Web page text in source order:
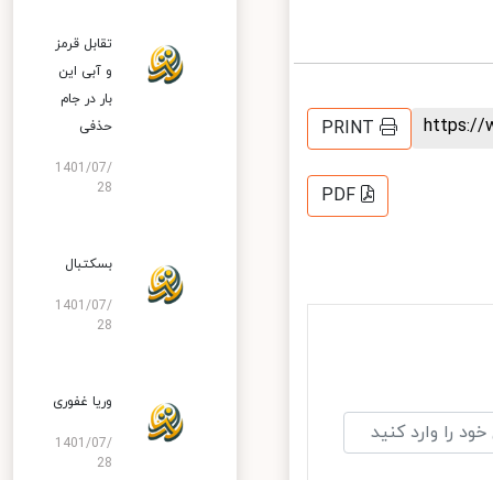
PRINT
PDF
تقابل قرمز
و آبی این
بار در جام
حذفی
1401/07/
28
بسکتبال
1401/07/
28
وریا غفوری
1401/07/
28